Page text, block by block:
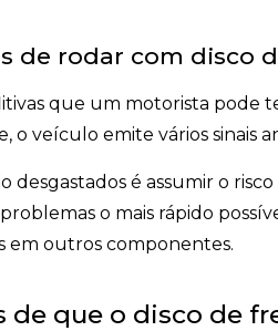
de rodar com disco
que um motorista pode
o veículo emite vários sinais
desgastados é assumir o
o mais rápido
em outros componentes.
de que o disco de